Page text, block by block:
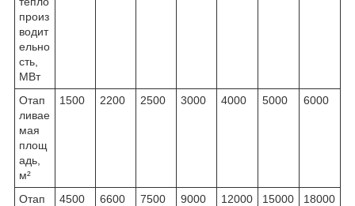
произ
водит
ельно
сть,
МВт
Отап
ливае
мая
площ
адь,
м²
1500 2200 2500 3000 4000 5000 6000
Отап
4500 6600 7500 9000 12000 15000 18000